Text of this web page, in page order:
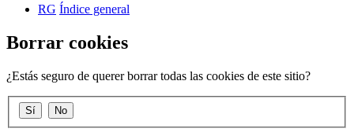
RG Índice general
Borrar cookies
¿Estás seguro de querer borrar todas las cookies de este sitio?